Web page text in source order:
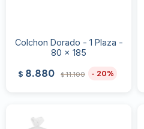
Colchon Dorado - 1 Plaza -
80 x 185
$ 8.880 $11.100 20